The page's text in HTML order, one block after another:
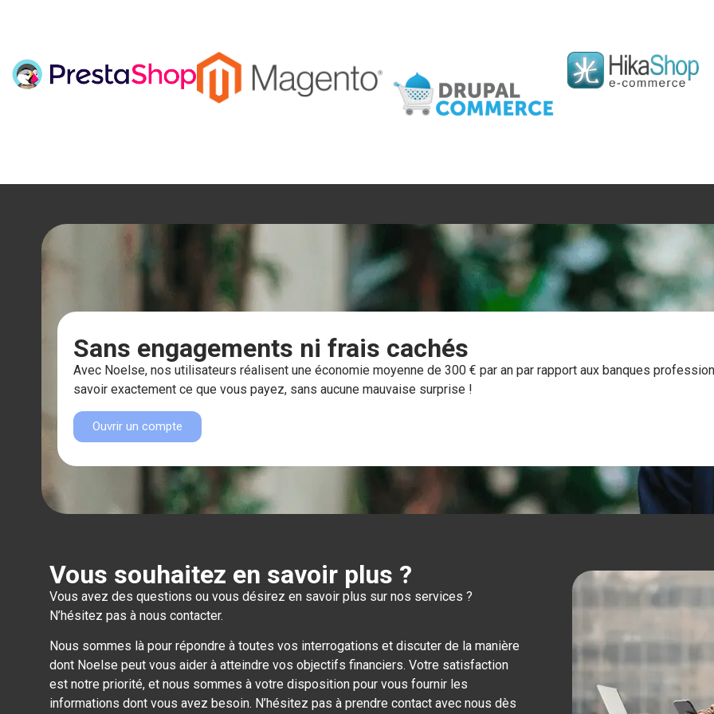
Sans engagements ni frais cachés
Avec Noelse, nos utilisateurs réalisent une économie moyenne de 300 € par an par rapport aux banques
savoir exactement ce que vous payez, sans aucune mauvaise surprise !
Ouvrir un compte
Vous souhaitez en savoir plus ?
Vous avez des questions ou vous désirez en savoir plus sur nos services ?
N’hésitez pas à nous contacter.
Nous sommes là pour répondre à toutes vos interrogations et discuter de la manière
dont Noelse peut vous aider à atteindre vos objectifs financiers. Votre satisfaction
est notre priorité, et nous sommes à votre disposition pour vous fournir les
informations dont vous avez besoin. N’hésitez pas à prendre contact avec nous dès